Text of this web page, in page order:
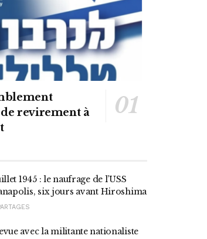
revirement à
1945 : le naufrage de l’USS
six jours avant Hiroshima
avec la militante nationaliste